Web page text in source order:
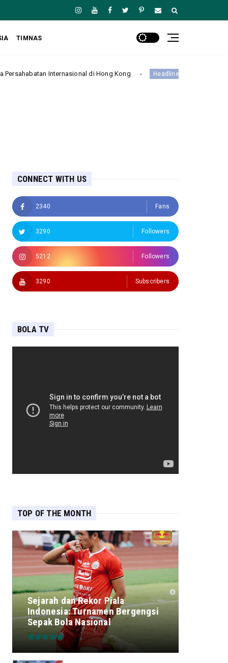
TIMNAS
di Hong Kong Headline Manchester City Taklukkan
CONNECT WITH US
2340 Fans
3290 Followers
5212 Followers
3290 Subscribers
BOLA TV
TOP OF THE MONTH
Sejarah dan Rekor Piala
Indonesia: Turnamen Bergengsi
Sepak Bola Nasional